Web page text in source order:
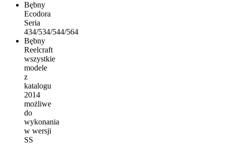
Bębny
Ecodora
Seria
434/534/544/564
Bębny
Reelcraft
wszystkie
modele
z
katalogu
2014
możliwe
do
wykonania
w wersji
SS